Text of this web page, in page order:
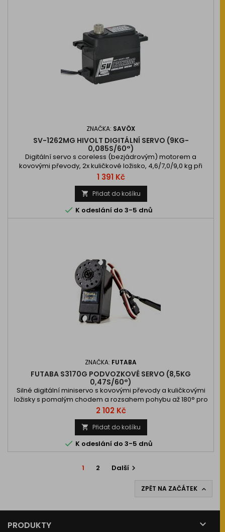
ZNAČKA: SAVÖX
SV-1262MG HIVOLT DIGITÁLNÍ SERVO (9KG-
0,085S/60°)
Digitální servo s coreless (bezjádrovým) motorem a
kovovými převody, 2x kuličkové ložisko, 4,6/7,0/9,0 kg při
6,0/7,4/8,4 V a 0,11/0,095/0,085 s při 6,0/7,4/8,4 V, hmotnost
30 g, rozměry 32,4 x 16,8…
Cena
1 391 Kč
 Přidat do košíku
 K odeslání do 3-5 dnů
ZNAČKA: FUTABA
FUTABA S3170G PODVOZKOVÉ SERVO (8,5KG
0,47S/60°)
Silné digitální miniservo s kovovými převody a kuličkovými
ložisky s pomalým chodem a rozsahem pohybu až 180° pro
zatahovací podvozky letadel a vrtulníků. Napájení 4,8-6V.
Cena
2 102 Kč
 Přidat do košíku
 K odeslání do 3-5 dnů
1 2 Další 
ZPĚT NA ZAČÁTEK 
PRODUKTY 